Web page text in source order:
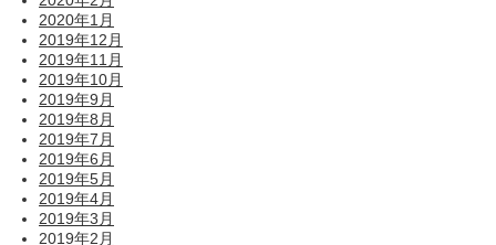
2020年1月
2019年12月
2019年11月
2019年10月
2019年9月
2019年8月
2019年7月
2019年6月
2019年5月
2019年4月
2019年3月
2019年2月